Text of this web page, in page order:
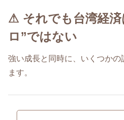
⚠ それでも台湾経
ロ”ではない
強い成長と同時に、いくつか
ます。